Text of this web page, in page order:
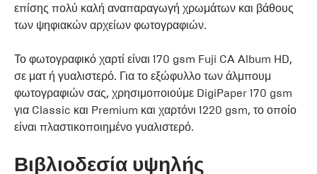
επίσης πολύ καλή αναπαραγωγή χρωμάτων και βάθους
των ψηφιακών αρχείων φωτογραφιών.
Το φωτογραφικό χαρτί είναι 170 gsm Fuji CA Album HD,
σε ματ ή γυαλιστερό. Για το εξώφυλλο των άλμπουμ
φωτογραφιών σας, χρησιμοποιούμε DigiPaper 170 gsm
για Classic και Premium και χαρτόνι 1220 gsm, το οποίο
είναι πλαστικοποιημένο γυαλιστερό.
Βιβλιοδεσία υψηλής